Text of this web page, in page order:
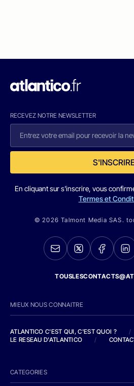
RECEVEZ NOTRE NEWSLETTER
En cliquant sur s'inscrire, vous
Termes et
© 2026 Talmont Media SAS.
MIEUX NOUS CONNAITRE
ATLANTICO C'EST QUI, C'EST QUOI ?
/
LE RESEAU D'ATLANTICO
/
CATEGORIES